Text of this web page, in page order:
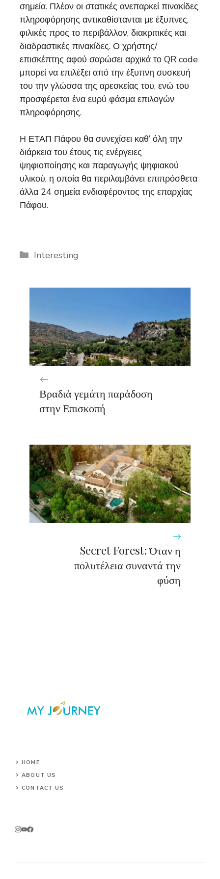
σημεία. Πλέον οι στατικές ανεπαρκεί πινακίδες
πληροφόρησης αντικαθίστανται με έξυπνες,
φιλικές προς το περιβάλλον, διακριτικές και
διαδραστικές πινακίδες. Ο χρήστης/
επισκέπτης αφού σαρώσει αρχικά το QR code
μπορεί να επιλέξει από την έξυπνη συσκευή
του την γλώσσα της αρεσκείας του, ενώ του
προσφέρεται ένα ευρύ φάσμα επιλογών
πληροφόρησης.
Η ΕΤΑΠ Πάφου θα συνεχίσει καθ’ όλη την
διάρκεια του έτους τις ενέργειες
ψηφιοποίησης και παραγωγής ψηφιακού
υλικού, η οποία θα περιλαμβάνει επιπρόσθετα
άλλα 24 σημεία ενδιαφέροντος της επαρχίας
Πάφου.
Categories
Interesting
Βραδιά γεμάτη παράδοση
στην Επισκοπή
Secret Forest: Όταν η
πολυτέλεια συναντά την
φύση
HOME
ABOUT US
CONTACT US